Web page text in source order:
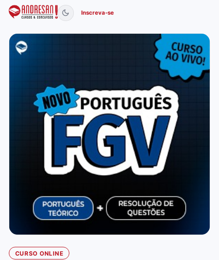
Inscreva-se
CURSO ONLINE